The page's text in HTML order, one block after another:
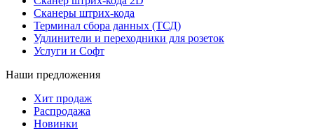
Сканеры штрих-кода
Терминал сбора данных (ТСД)
Удлинители и переходники для розеток
Услуги и Софт
Наши предложения
Хит продаж
Распродажа
Новинки